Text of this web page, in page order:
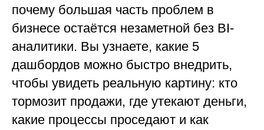
почему большая часть проблем в
бизнесе остаётся незаметной без BI-
аналитики. Вы узнаете, какие 5
дашбордов можно быстро внедрить,
чтобы увидеть реальную картину: кто
тормозит продажи, где утекают деньги,
какие процессы проседают и как